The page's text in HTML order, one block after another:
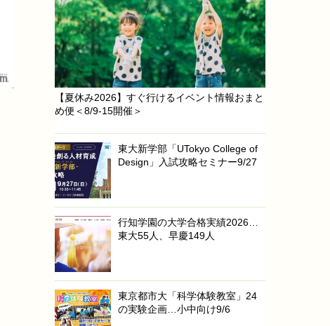
【夏休み2026】すぐ行けるイベント情報おまと
め便＜8/9-15開催＞
東大新学部「UTokyo College of
Design」入試攻略セミナー9/27
行知学園の大学合格実績2026…
東大55人、早慶149人
東京都市大「科学体験教室」24
の実験企画…小中向け9/6